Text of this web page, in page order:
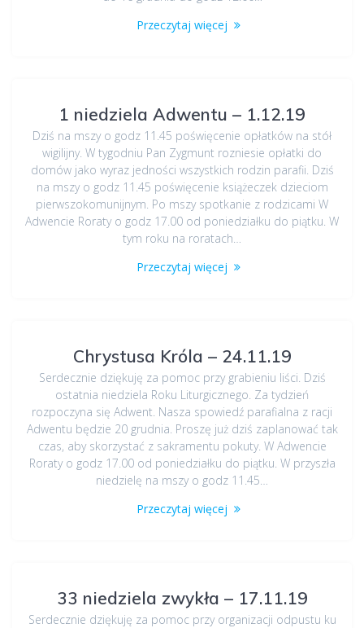
Przeczytaj więcej
1 niedziela Adwentu – 1.12.19
Dziś na mszy o godz 11.45 poświęcenie opłatków na stół
wigilijny. W tygodniu Pan Zygmunt rozniesie opłatki do
domów jako wyraz jedności wszystkich rodzin parafii. Dziś
na mszy o godz 11.45 poświęcenie książeczek dzieciom
pierwszokomunijnym. Po mszy spotkanie z rodzicami W
Adwencie Roraty o godz 17.00 od poniedziałku do piątku. W
tym roku na roratach…
Przeczytaj więcej
Chrystusa Króla – 24.11.19
Serdecznie dziękuję za pomoc przy grabieniu liści. Dziś
ostatnia niedziela Roku Liturgicznego. Za tydzień
rozpoczyna się Adwent. Nasza spowiedź parafialna z racji
Adwentu będzie 20 grudnia. Proszę już dziś zaplanować tak
czas, aby skorzystać z sakramentu pokuty. W Adwencie
Roraty o godz 17.00 od poniedziałku do piątku. W przyszła
niedzielę na mszy o godz 11.45…
Przeczytaj więcej
33 niedziela zwykła – 17.11.19
Serdecznie dziękuję za pomoc przy organizacji odpustu ku